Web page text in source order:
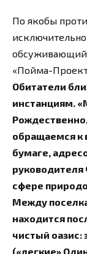
По якобы
исключительно
обсуживающий
«Пойма-
Обитатели
инстанциям.
обращаемся к
бумаге,
сфере
Между
находится
чистый оазис:
(«легкие»